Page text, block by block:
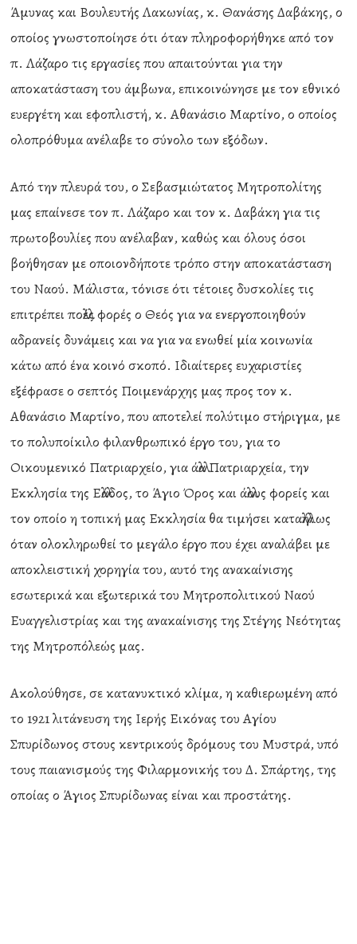
Άμυνας και Βουλευτής Λακωνίας, κ. Θανάσης Δαβάκης, ο
οποίος γνωστοποίησε ότι όταν πληροφορήθηκε από τον
π. Λάζαρο τις εργασίες που απαιτούνται για την
αποκατάσταση του άμβωνα, επικοινώνησε με τον εθνικό
ευεργέτη και εφοπλιστή, κ. Αθανάσιο Μαρτίνο, ο οποίος
ολοπρόθυμα ανέλαβε το σύνολο των εξόδων.
Από την πλευρά του, ο Σεβασμιώτατος Μητροπολίτης
μας επαίνεσε τον π. Λάζαρο και τον κ. Δαβάκη για τις
πρωτοβουλίες που ανέλαβαν, καθώς και όλους όσοι
βοήθησαν με οποιονδήποτε τρόπο στην αποκατάσταση
του Ναού. Μάλιστα, τόνισε ότι τέτοιες δυσκολίες τις
επιτρέπει πολλές φορές ο Θεός για να ενεργοποιηθούν
αδρανείς δυνάμεις και να για να ενωθεί μία κοινωνία
κάτω από ένα κοινό σκοπό. Ιδιαίτερες ευχαριστίες
εξέφρασε ο σεπτός Ποιμενάρχης μας προς τον κ.
Αθανάσιο Μαρτίνο, που αποτελεί πολύτιμο στήριγμα, με
το πολυποίκιλο φιλανθρωπικό έργο του, για το
Οικουμενικό Πατριαρχείο, για άλλα Πατριαρχεία, την
Εκκλησία της Ελλάδος, το Άγιο Όρος και άλλους φορείς και
τον οποίο η τοπική μας Εκκλησία θα τιμήσει καταλλήλως
όταν ολοκληρωθεί το μεγάλο έργο που έχει αναλάβει με
αποκλειστική χορηγία του, αυτό της ανακαίνισης
εσωτερικά και εξωτερικά του Μητροπολιτικού Ναού
Ευαγγελιστρίας και της ανακαίνισης της Στέγης Νεότητας
της Μητροπόλεώς μας.
Ακολούθησε, σε κατανυκτικό κλίμα, η καθιερωμένη από
το 1921 λιτάνευση της Ιερής Εικόνας του Αγίου
Σπυρίδωνος στους κεντρικούς δρόμους του Μυστρά, υπό
τους παιανισμούς της Φιλαρμονικής του Δ. Σπάρτης, της
οποίας ο Άγιος Σπυρίδωνας είναι και προστάτης.